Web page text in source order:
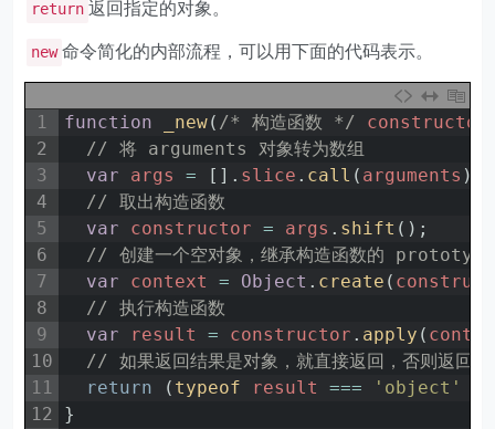
return 返回指定的对象。
new 命令简化的内部流程，可以用下面的代码表示。
1
2
3
4
5
6
7
8
9
10
11
12
function _new( /* 构造函数 */ constructor
// 将 arguments 对象转为数组
var
args = [ ] . slice . call ( arguments )
// 取出构造函数
var
constructor = args . shift ( ) ;
// 创建一个空对象，继承构造函数的
var
context = Object . create (
// 执行构造函数
var
result = constructor . apply (
// 如果返回结果是对象，就直接返回，否则返
return
( typeof result === 'object'
}